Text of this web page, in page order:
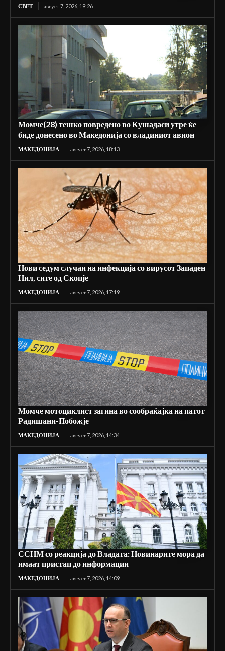
СВЕТ август 7, 2026, 19:26
Момче(28) тешко повредено во Кушадаси утре ќе
биде донесено во Македонија со владиниот авион
МАКЕДОНИЈА август 7, 2026, 18:13
Нови седум случаи на инфекција со вирусот Западен
Нил, сите од Скопје
МАКЕДОНИЈА август 7, 2026, 17:19
Момче мотоциклист загина во сообраќајка на патот
Радишани-Побожје
МАКЕДОНИЈА август 7, 2026, 14:34
ССНМ со реакција до Владата: Новинарите мора да
имаат пристап до информации
МАКЕДОНИЈА август 7, 2026, 14:09